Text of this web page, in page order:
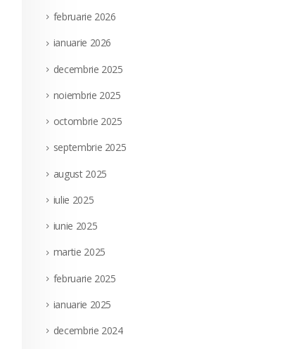
februarie 2026
ianuarie 2026
decembrie 2025
noiembrie 2025
octombrie 2025
septembrie 2025
august 2025
iulie 2025
iunie 2025
martie 2025
februarie 2025
ianuarie 2025
decembrie 2024